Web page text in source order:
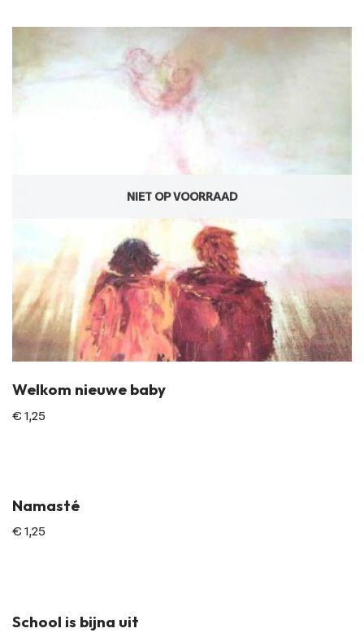
NIET OP VOORRAAD
Welkom nieuwe baby
€ 1,25
Namasté
€ 1,25
School is bijna uit